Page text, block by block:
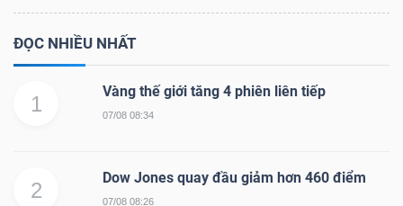
ĐỌC NHIỀU NHẤT
1
Vàng thế giới tăng 4 phiên liên tiếp
07/08 08:34
2
Dow Jones quay đầu giảm hơn 460 điểm
07/08 08:26